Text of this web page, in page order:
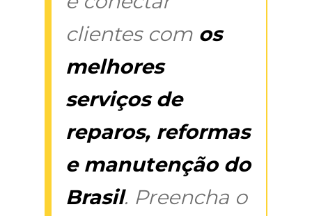
clientes com os
melhores
serviços de
reparos, reformas
e manutenção do
Brasil. Preencha o